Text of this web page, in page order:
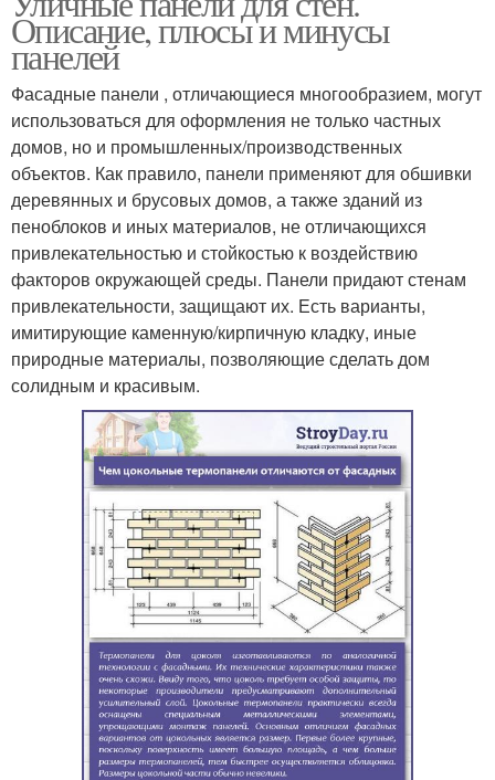
Описание, плюсы и минусы
панелей
Фасадные панели , отличающиеся многообразием, могут
использоваться для оформления не только частных
домов, но и промышленных/производственных
объектов. Как правило, панели применяют для обшивки
деревянных и брусовых домов, а также зданий из
пеноблоков и иных материалов, не отличающихся
привлекательностью и стойкостью к воздействию
факторов окружающей среды. Панели придают стенам
привлекательности, защищают их. Есть варианты,
имитирующие каменную/кирпичную кладку, иные
природные материалы, позволяющие сделать дом
солидным и красивым.